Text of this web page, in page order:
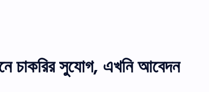
চাকরির সুযোগ, এখনি আবেদন